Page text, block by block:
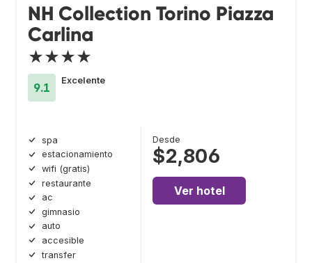
NH Collection Torino Piazza
Carlina
★★★★
9.1
Excelente
spa
estacionamiento
wifi (gratis)
restaurante
ac
gimnasio
auto
accesible
transfer
Desde
$2,806
Ver hotel